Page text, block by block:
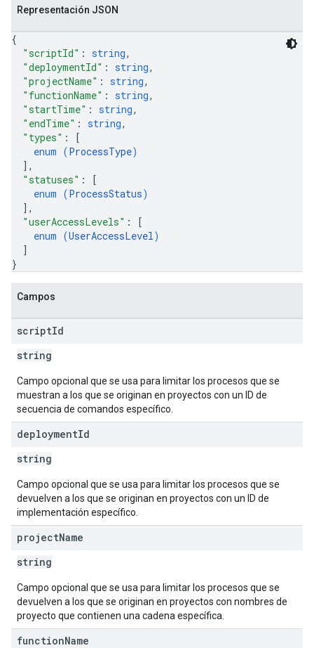
Representación JSON
{
"scriptId" : string,
"deploymentId" : string,
"projectName" : string,
"functionName" : string,
"startTime" : string,
"endTime" : string,
"types" :
[
enum (ProcessType)
] ,
"statuses" :
[
enum (ProcessStatus)
] ,
"userAccessLevels" :
[
enum (UserAccessLevel)
]
}
Campos
scriptId
string
Campo opcional que se usa para limitar los procesos que se
muestran a los que se originan en proyectos con un ID de
secuencia de comandos específico.
deploymentId
string
Campo opcional que se usa para limitar los procesos que se
devuelven a los que se originan en proyectos con un ID de
implementación específico.
projectName
string
Campo opcional que se usa para limitar los procesos que se
devuelven a los que se originan en proyectos con nombres de
proyecto que contienen una cadena específica.
functionName